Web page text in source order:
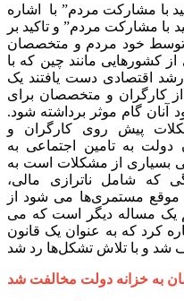
با مشارکت مردم” با اشاره
با مشارکت مردم” و تاکید بر
و توسط خود مردم و متخصصان
از کشورهایی مانند چین که با
اقتصادی دست یافتند یک
کارگران و متخصصان برای
آنان گام موثر برداشته شود.
پیش روی کارگران و
دولت به تامین اجتماعی به
بسیاری از مشکلات است به
که شامل ناترازی مالی،
موقع مستمری‌ها می شود از
مساله دیگر است که می
کرد که به عنوان یک قانون